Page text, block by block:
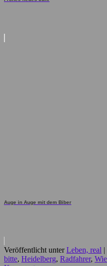
Auge in Auge mit dem Biber
Veröffentlicht unter Leben, real |
bitte, Heidelberg, Radfahrer,